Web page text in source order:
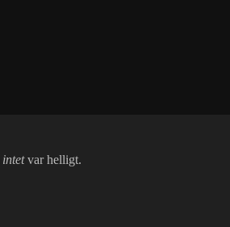
intetvar helligt.